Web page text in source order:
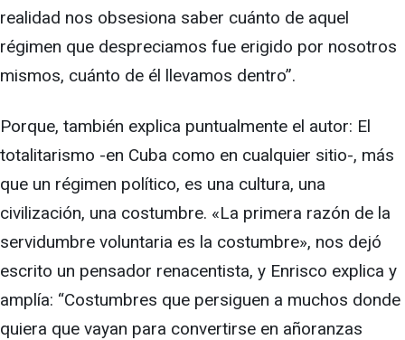
realidad nos obsesiona saber cuánto de aquel
régimen que despreciamos fue erigido por nosotros
mismos, cuánto de él llevamos dentro”.
Porque, también explica puntualmente el autor: El
totalitarismo -en Cuba como en cualquier sitio-, más
que un régimen político, es una cultura, una
civilización, una costumbre. «La primera razón de la
servidumbre voluntaria es la costumbre», nos dejó
escrito un pensador renacentista, y Enrisco explica y
amplía: “Costumbres que persiguen a muchos donde
quiera que vayan para convertirse en añoranzas